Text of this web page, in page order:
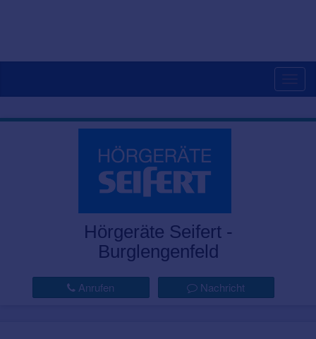
Hörgeräte Seifert -
Burglengenfeld
Anrufen Nachricht